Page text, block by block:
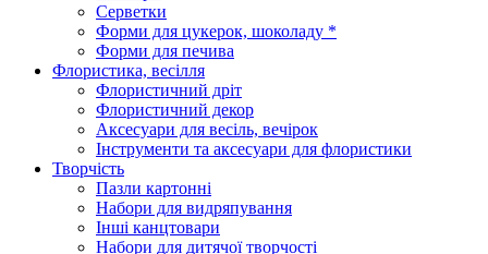
Серветки
Форми для цукерок, шоколаду *
Форми для печива
Флористика, весілля
Флористичний дріт
Флористичний декор
Аксесуари для весіль, вечірок
Інструменти та аксесуари для флористики
Творчість
Пазли картонні
Набори для видряпування
Інші канцтовари
Набори для дитячої творчості